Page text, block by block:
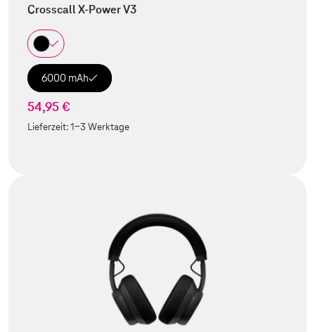
Crosscall X-Power V3
6000 mAh
54,95 €
Lieferzeit:1-3 Werktage